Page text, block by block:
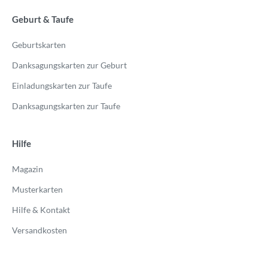
Geburt & Taufe
Geburtskarten
Danksagungskarten zur Geburt
Einladungskarten zur Taufe
Danksagungskarten zur Taufe
Hilfe
Magazin
Musterkarten
Hilfe & Kontakt
Versandkosten